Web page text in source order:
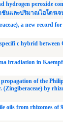
hydrogen peroxide
นและปริมาณไฮโดรเ
a new record
c hybrid
irradiation in
of the
(Zingiberaceae) by
oils from rhizomes of